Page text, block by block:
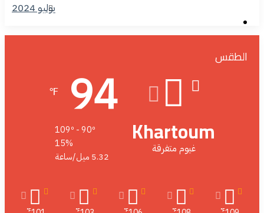
يوليو 2024
الطقس
Khartoum
غيوم متفرقة
94
℉
109º - 90º
15%
5.32 ميل/ساعة
℉
℉
℉
℉
℉